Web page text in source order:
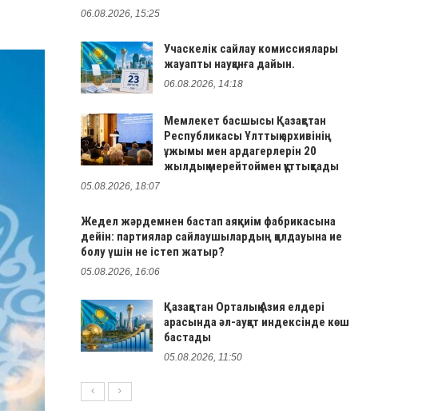
06.08.2026, 15:25
Учаскелік сайлау комиссиялары
жауапты науқанға дайын.
06.08.2026, 14:18
Мемлекет басшысы Қазақстан
Республикасы Ұлттық архивінің
ұжымы мен ардагерлерін 20
жылдық мерейтоймен құттықтады
05.08.2026, 18:07
Жедел жәрдемнен бастап аяқкиім фабрикасына
дейін: партиялар сайлаушылардың қолдауына ие
болу үшін не істеп жатыр?
05.08.2026, 16:06
Қазақстан Орталық Азия елдері
арасында әл-ауқат индексінде көш
бастады
05.08.2026, 11:50